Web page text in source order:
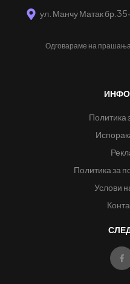
ул. Манчу Матак
Одговараме на прашања
Политика
Политика за
Услови